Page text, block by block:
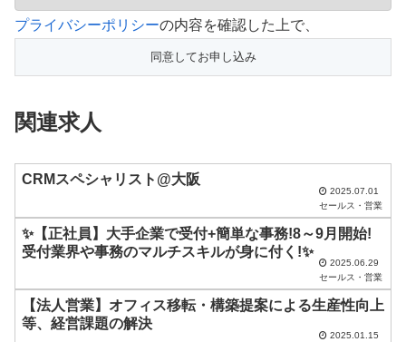
こ
フ
ー
ド
空
の
に
プライバシーポリシーの内容を確認した上で、
関連求人
CRMスペシャリスト@大阪
2025.07.01
セールス・営業
✨【正社員】大手企業で受付+簡単な事務!8～9月開始!
受付業界や事務のマルチスキルが身に付く!✨
2025.06.29
セールス・営業
【法人営業】オフィス移転・構築提案による生産性向上
等、経営課題の解決
2025.01.15